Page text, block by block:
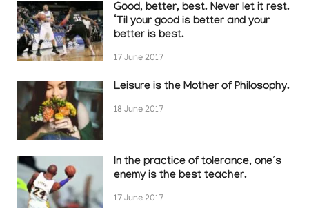
Good, better, best. Never let it rest.
‘Til your good is better and your
better is best.
17 June 2017
Leisure is the Mother of Philosophy.
18 June 2017
In the practice of tolerance, one’s
enemy is the best teacher.
17 June 2017